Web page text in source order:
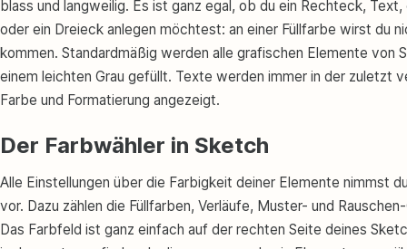
blass und langweilig. Es ist ganz egal, ob du ein Rechteck, Text,
oder ein Dreieck anlegen möchtest: an einer Füllfarbe wirst du
kommen. Standardmäßig werden alle grafischen Elemente von
einem leichten Grau gefüllt. Texte werden immer in der zuletzt
Farbe und Formatierung angezeigt.
Der Farbwähler in Sketch
Alle Einstellungen über die Farbigkeit deiner Elemente nimmst
vor. Dazu zählen die Füllfarben, Verläufe, Muster- und
Das Farbfeld ist ganz einfach auf der rechten Seite deines